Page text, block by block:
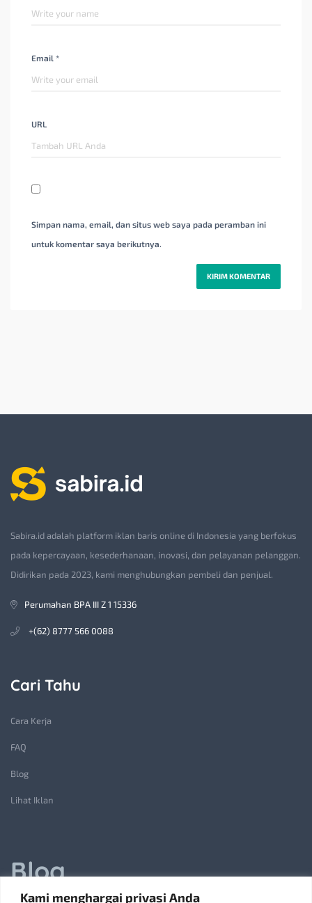
Kami menghargai privasi Anda
Email *
URL
Simpan nama, email, dan situs web saya pada peramban ini
untuk komentar saya berikutnya.
Sabira.id adalah platform iklan baris online di Indonesia yang berfokus
pada kepercayaan, kesederhanaan, inovasi, dan pelayanan pelanggan.
Didirikan pada 2023, kami menghubungkan pembeli dan penjual.
Perumahan BPA III Z 1 15336
+(62) 8777 566 0088
Cari Tahu
Cara Kerja
FAQ
Blog
Lihat Iklan
Blog